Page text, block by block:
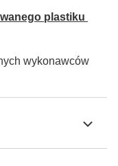
plastiku
wykonawców